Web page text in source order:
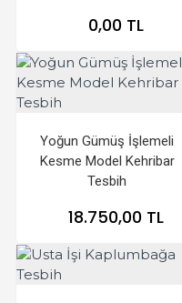
0,00 TL
Yoğun Gümüş İşlemeli
Kesme Model Kehribar
Tesbih
18.750,00 TL